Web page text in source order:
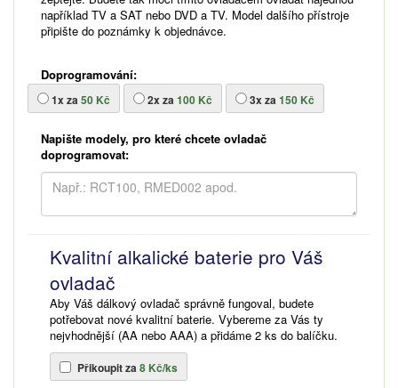
například TV a SAT nebo DVD a TV. Model dalšího přístroje
připište do poznámky k objednávce.
Doprogramování:
1x za50 Kč 2x za100 Kč 3x za150 Kč
Napište modely, pro které chcete ovladač
doprogramovat:
Kvalitní alkalické baterie pro Váš
ovladač
Aby Váš dálkový ovladač správně fungoval, budete
potřebovat nové kvalitní baterie. Vybereme za Vás ty
nejvhodnější (AA nebo AAA) a přidáme 2 ks do balíčku.
Přikoupit za8 Kč/ks